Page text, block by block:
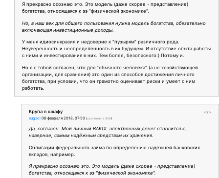
Я прекрасно осознаю это. Это модель (даже скорее - представление)
богатства, относящаяся к ээ "физической экономике".
Но, в наш век для общего пользования нужна модель богатства, обязательно
включающая инвестиционные доходы.
У меня идиосинкразия и недоверие к "пузырям" различного рода.
Неуверенность и неопределённость в их будущем. И отсутствие опыта работы
с ними и инвестирования в них. Тем более, безопасного:) Потому и.
Но я с тобой согласен, что для "обычного человека" (а не хозяйствующей
организации, для сравнения) это один из способов достижения личного
богатства, при условии, что он грамотно оценивает риски и умеет с ним
работать.
</>
Крупа в шкафу
eugzol 06 февраля 2018, 07:50 (оригинал в ЖЖ)
Да, согласен. Мой личный ВАКОГ электронных денег относится к,
наверное, самым надёжным средствам их хранения.
Облигации федерального займа по определению надёжней банковских
вкладов, например.
Я прекрасно осознаю это. Это модель (даже скорее - представление)
богатства, относящаяся к ээ "физической экономике".